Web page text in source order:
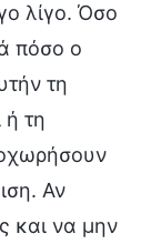
λίγο. Όσο
πόσο ο
τη
ή τη
Αν
και να μην